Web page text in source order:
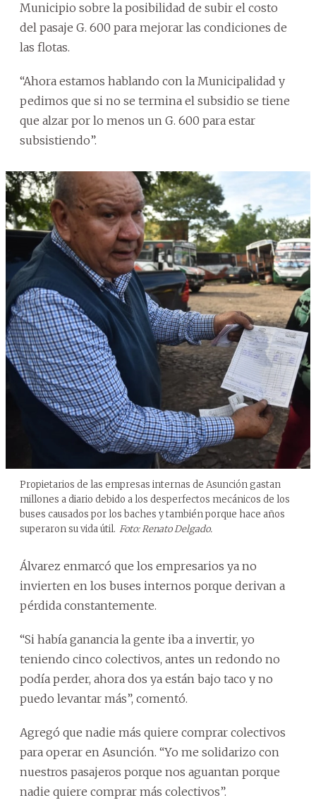
Municipio sobre la posibilidad de subir el costo
del pasaje G. 600 para mejorar las condiciones de
las flotas.
“Ahora estamos hablando con la Municipalidad y
pedimos que si no se termina el subsidio se tiene
que alzar por lo menos un G. 600 para estar
subsistiendo”.
Propietarios de las empresas internas de Asunción gastan
millones a diario debido a los desperfectos mecánicos de los
buses causados por los baches y también porque hace años
superaron su vida útil. Foto: Renato Delgado.
Álvarez enmarcó que los empresarios ya no
invierten en los buses internos porque derivan a
pérdida constantemente.
“Si había ganancia la gente iba a invertir, yo
teniendo cinco colectivos, antes un redondo no
podía perder, ahora dos ya están bajo taco y no
puedo levantar más”, comentó.
Agregó que nadie más quiere comprar colectivos
para operar en Asunción. “Yo me solidarizo con
nuestros pasajeros porque nos aguantan porque
nadie quiere comprar más colectivos”.